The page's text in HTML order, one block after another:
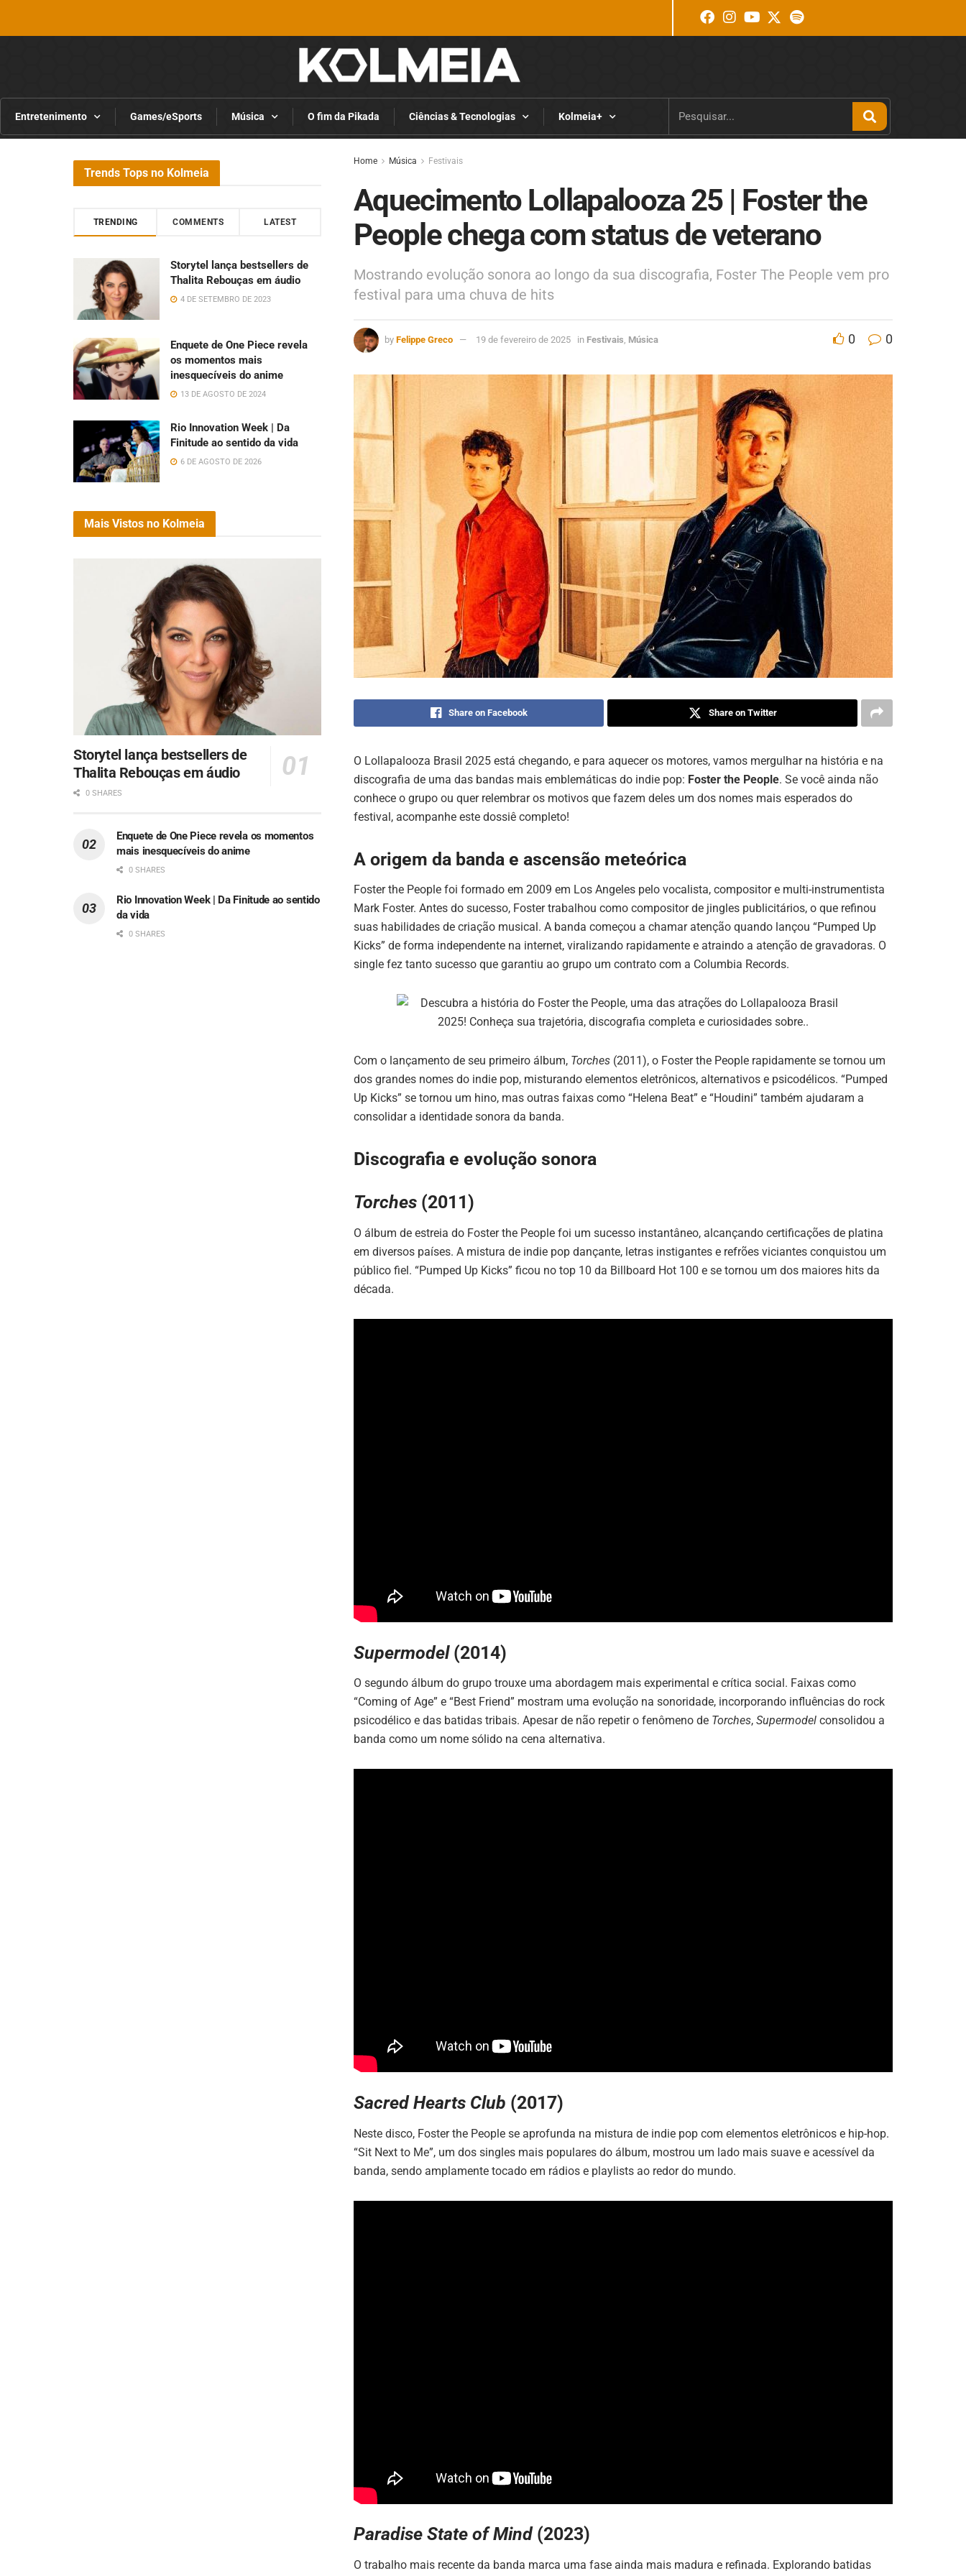
Entretenimento Games/eSports Música O fim da Pikada Ciências & Tecnologias Kolmeia+
Home Música Festivais
Aquecimento Lollapalooza 25 | Foster the
People chega com status de veterano
Mostrando evolução sonora ao longo da sua discografia, Foster The People vem pro
festival para uma chuva de hits
by Felippe Greco 19 de fevereiro de 2025 in Festivais Música 0 0
Share on Facebook Share on Twitter
O Lollapalooza Brasil 2025 está chegando, e para aquecer os motores, vamos mergulhar na história e na
discografia de uma das bandas mais emblemáticas do indie pop: Foster the People. Se você ainda não
conhece o grupo ou quer relembrar os motivos que fazem deles um dos nomes mais esperados do
festival, acompanhe este dossiê completo!
A origem da banda e ascensão meteórica
Foster the People foi formado em 2009 em Los Angeles pelo vocalista, compositor e multi-instrumentista
Mark Foster. Antes do sucesso, Foster trabalhou como compositor de jingles publicitários, o que refinou
suas habilidades de criação musical. A banda começou a chamar atenção quando lançou “Pumped Up
Kicks” de forma independente na internet, viralizando rapidamente e atraindo a atenção de gravadoras. O
single fez tanto sucesso que garantiu ao grupo um contrato com a Columbia Records.
Com o lançamento de seu primeiro álbum, Torches (2011), o Foster the People rapidamente se tornou um
dos grandes nomes do indie pop, misturando elementos eletrônicos, alternativos e psicodélicos. “Pumped
Up Kicks” se tornou um hino, mas outras faixas como “Helena Beat” e “Houdini” também ajudaram a
consolidar a identidade sonora da banda.
Discografia e evolução sonora
Torches (2011)
O álbum de estreia do Foster the People foi um sucesso instantâneo, alcançando certificações de platina
em diversos países. A mistura de indie pop dançante, letras instigantes e refrões viciantes conquistou um
público fiel. “Pumped Up Kicks” ficou no top 10 da Billboard Hot 100 e se tornou um dos maiores hits da
década.
Supermodel(2014)
O segundo álbum do grupo trouxe uma abordagem mais experimental e crítica social. Faixas como
“Coming of Age” e “Best Friend” mostram uma evolução na sonoridade, incorporando influências do rock
psicodélico e das batidas tribais. Apesar de não repetir o fenômeno de Torches, Supermodel consolidou a
banda como um nome sólido na cena alternativa.
Sacred Hearts Club (2017)
Neste disco, Foster the People se aprofunda na mistura de indie pop com elementos eletrônicos e hip-hop.
“Sit Next to Me”, um dos singles mais populares do álbum, mostrou um lado mais suave e acessível da
banda, sendo amplamente tocado em rádios e playlists ao redor do mundo.
Paradise State of Mind(2023)
O trabalho mais recente da banda marca uma fase ainda mais madura e refinada. Explorando batidas
Trends Tops no Kolmeia
TRENDING COMMENTS LATEST
Storytel lança bestsellers de
Thalita Rebouças em áudio
4 DE SETEMBRO DE 2023
Enquete de One Piece revela
os momentos mais
inesquecíveis do anime
13 DE AGOSTO DE 2024
Rio Innovation Week | Da
Finitude ao sentido da vida
6 DE AGOSTO DE 2026
Mais Vistos no Kolmeia
Storytel lança bestsellers de
Thalita Rebouças em áudio
0 SHARES
Enquete de One Piece revela os momentos
mais inesquecíveis do anime
0 SHARES
Rio Innovation Week | Da Finitude ao sentido
da vida
0 SHARES